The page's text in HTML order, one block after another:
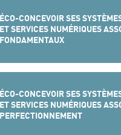
ÉCO-CONCEVOIR SES
ET SERVICES NUMÉRIQUES
FONDAMENTAUX
ÉCO-CONCEVOIR SES
ET SERVICES NUMÉRIQUES
PERFECTIONNEMENT